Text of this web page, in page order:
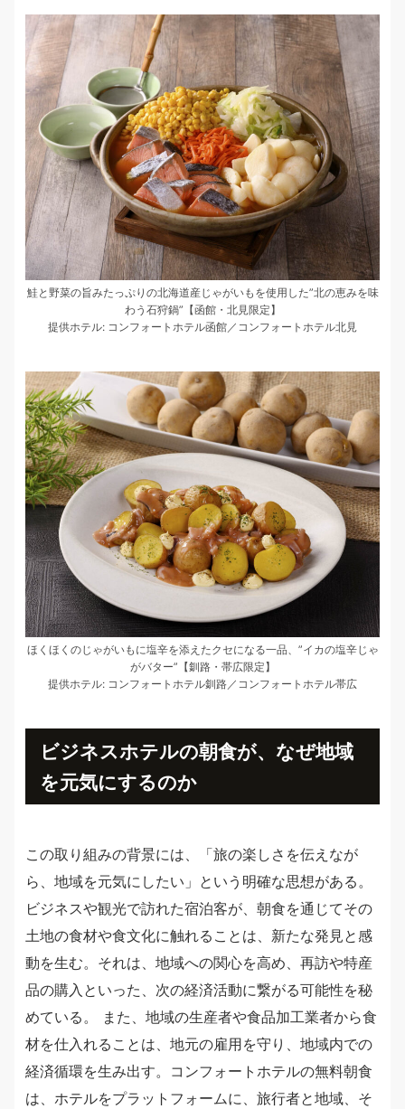
鮭と野菜の旨みたっぷりの北海道産じゃがいもを使用した”北の恵みを味
わう石狩鍋”【函館・北見限定】
提供ホテル: コンフォートホテル函館／コンフォートホテル北見
ほくほくのじゃがいもに塩辛を添えたクセになる一品、”イカの塩辛じゃ
がバター”【釧路・帯広限定】
提供ホテル: コンフォートホテル釧路／コンフォートホテル帯広
ビジネスホテルの朝食が、なぜ地域
を元気にするのか
この取り組みの背景には、「旅の楽しさを伝えなが
ら、地域を元気にしたい」という明確な思想がある。
ビジネスや観光で訪れた宿泊客が、朝食を通じてその
土地の食材や食文化に触れることは、新たな発見と感
動を生む。それは、地域への関心を高め、再訪や特産
品の購入といった、次の経済活動に繋がる可能性を秘
めている。 また、地域の生産者や食品加工業者から食
材を仕入れることは、地元の雇用を守り、地域内での
経済循環を生み出す。コンフォートホテルの無料朝食
は、ホテルをプラットフォームに、旅行者と地域、そ